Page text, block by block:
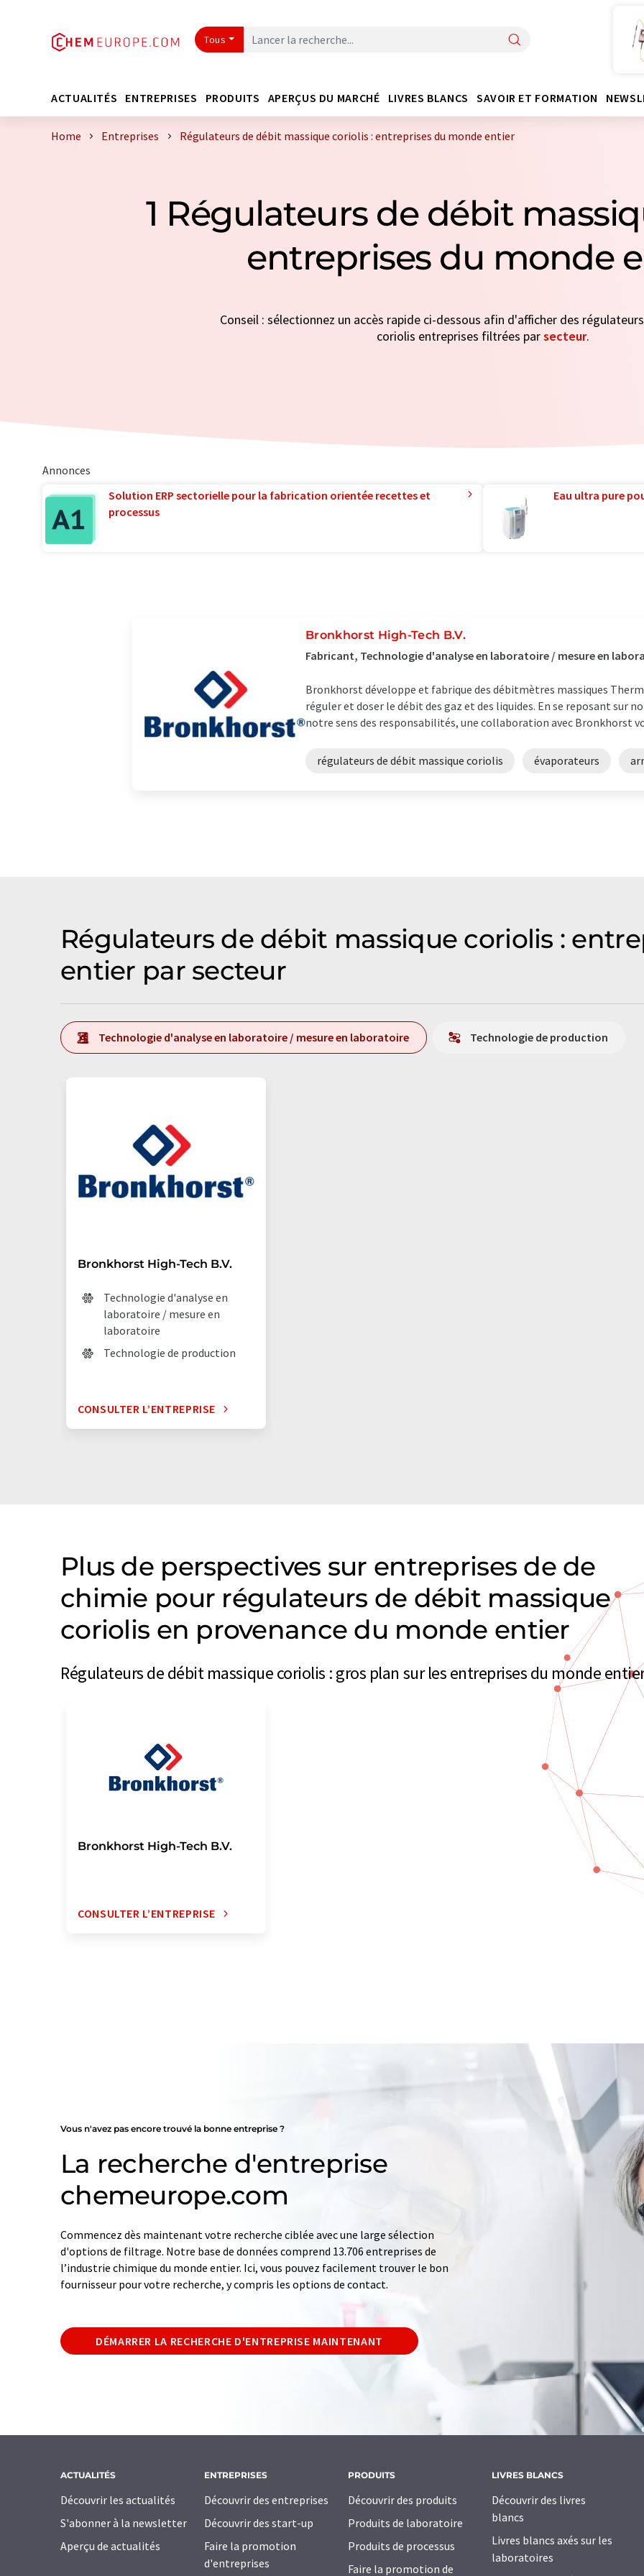
Tous
ACTUALITÉS ENTREPRISES PRODUITS APERÇUS DU MARCHÉ LIVRES BLANCS SAVOIR ET FORMATION
Home Entreprises Régulateurs de débit massique coriolis : entreprises du monde entier
1 Régulateurs de débit
entreprises du monde
Conseil : sélectionnez un accès rapide ci-dessous afin d'afficher des
coriolis entreprises filtrées parsecteur.
Annonces
Solution ERP sectorielle pour la fabrication orientée recettes et
processus
Eau ultra pure
Bronkhorst High-Tech B.V.
Fabricant, Technologie d'analyse en laboratoire / mesure en
Bronkhorst développe et fabrique des débitmètres massiques
réguler et doser le débit des gaz et des liquides. En se reposant sur
notre sens des responsabilités, une collaboration avec Bronkhorst
régulateurs de débit massique coriolis évaporateurs
Régulateurs de débit massique coriolis :
entier par secteur
Technologie d'analyse en laboratoire / mesure en laboratoire Technologie de production
Bronkhorst High-Tech B.V.
Technologie d'analyse en
laboratoire / mesure en
laboratoire
Technologie de production
CONSULTER L’ENTREPRISE
Plus de perspectives sur entreprises de de
chimie pour régulateurs de débit massique
coriolis en provenance du monde entier
Régulateurs de débit massique coriolis : gros plan sur les entreprises du monde
Bronkhorst High-Tech B.V.
CONSULTER L’ENTREPRISE
Vous n'avez pas encore trouvé la bonne entreprise ?
La recherche d'entreprise
chemeurope.com
Commencez dès maintenant votre recherche ciblée avec une large sélection
d'options de filtrage. Notre base de données comprend 13.706 entreprises de
l’industrie chimique du monde entier. Ici, vous pouvez facilement trouver le bon
fournisseur pour votre recherche, y compris les options de contact.
DÉMARRER LA RECHERCHE D'ENTREPRISE MAINTENANT
ACTUALITÉS
Découvrir les actualités
S'abonner à la newsletter
Aperçu de actualités
ENTREPRISES
Découvrir des entreprises
Découvrir des start-up
Faire la promotion
d'entreprises
PRODUITS
Découvrir des produits
Produits de laboratoire
Produits de processus
Faire la promotion de
LIVRES BLANCS
Découvrir des livres
blancs
Livres blancs axés sur les
laboratoires